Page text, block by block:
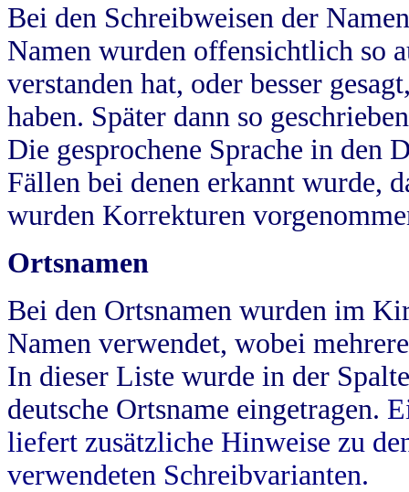
Bei den Schreibweisen der
Namen wurden offensichtlich so
verstanden hat, oder besser
haben. Später dann so
Die gesprochene Sprache in
Fällen bei denen erkannt wurde,
wurden Korrekturen
Ortsnamen
Bei den Ortsnamen wurden im
Namen verwendet, wobei
In dieser Liste wurde in der
deutsche Ortsname eingetragen.
liefert zusätzliche Hinweise zu
verwendeten Schreibvarianten.